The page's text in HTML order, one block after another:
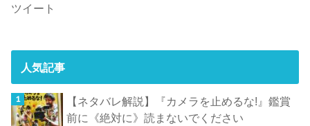
ツイート
人気記事
【ネタバレ解説】『カメラを止めるな!』鑑賞
前に《絶対に》読まないでください